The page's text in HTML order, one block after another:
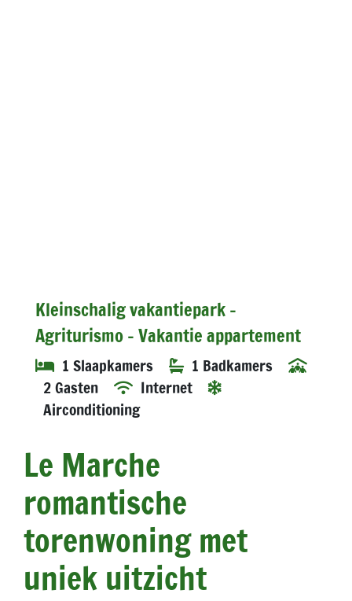
Kleinschalig vakantiepark -
Agriturismo - Vakantie appartement
1 Slaapkamers
1 Badkamers
2 Gasten
Internet
Airconditioning
Le Marche
romantische
torenwoning met
uniek uitzicht